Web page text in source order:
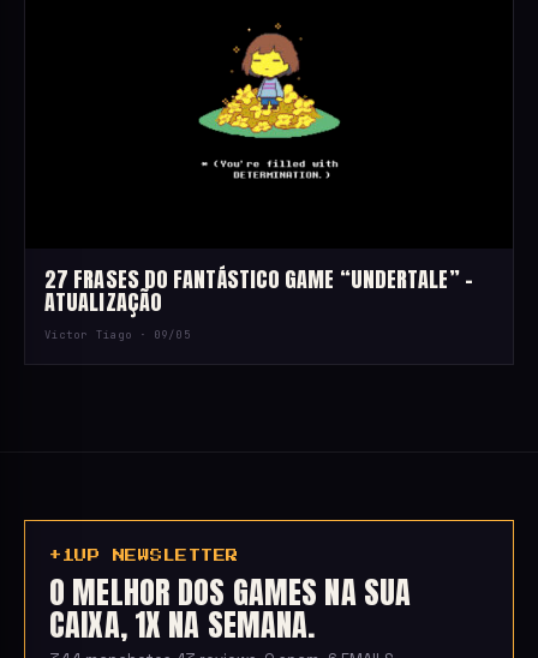
27 FRASES DO FANTÁSTICO GAME “UNDERTALE” –
ATUALIZAÇÃO
Victor Tiago · 09/05
+1UP NEWSLETTER
O MELHOR DOS GAMES NA SUA
CAIXA, 1X NA SEMANA.